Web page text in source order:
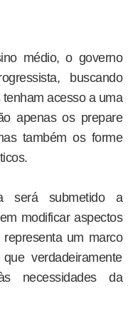
médio, o governo
buscando
acesso a uma
apenas os prepare
também os forme
será submetido a
modificar aspectos
um marco
verdadeiramente
necessidades da